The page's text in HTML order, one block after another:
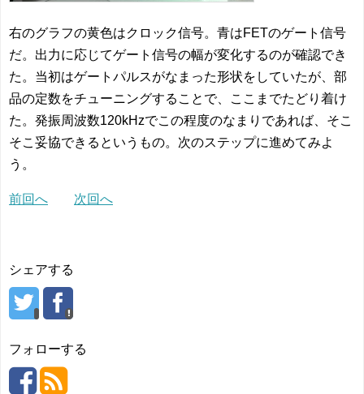
右のグラフの黄色はクロック信号。青はFETのゲート信号
だ。出力に応じてゲート信号の幅が変化するのが確認でき
た。当初はゲートパルスがなまった形状をしていたが、部
品の定数をチューニングすることで、ここまでたどり着け
た。発振周波数120kHzでこの程度のなまりであれば、そこ
そこ妥協できるというもの。次のステップに進めてみよ
う。
前回へ 次回へ
シェアする
フォローする